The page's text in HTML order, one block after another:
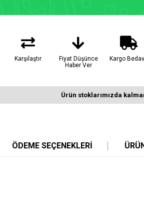
Karşılaştır
Fiyat Düşünce
Haber Ver
Kargo
Ürün stoklarımızda
ÖDEME SEÇENEKLERI